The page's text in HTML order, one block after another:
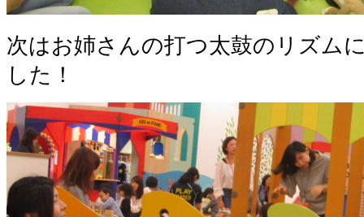
次はお姉さんの打つ太鼓のリズム
した！